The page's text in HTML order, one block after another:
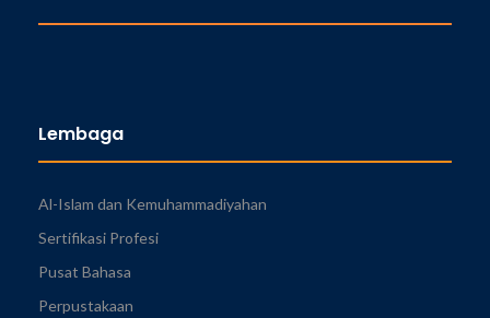
Lembaga
Al-Islam dan Kemuhammadiyahan
Sertifikasi Profesi
Pusat Bahasa
Perpustakaan